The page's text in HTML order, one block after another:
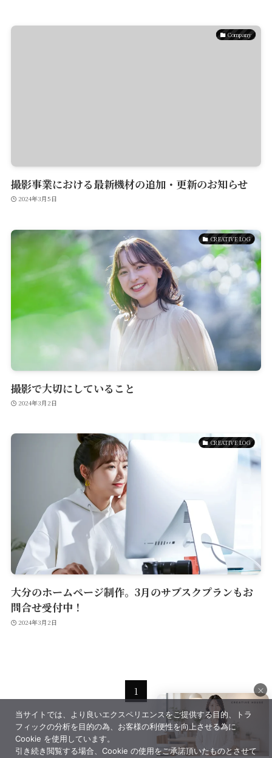
Company
撮影事業における最新機材の追加・更新のお知らせ
2024年3月5日
CREATIVE LOG
撮影で大切にしていること
2024年3月2日
CREATIVE LOG
大分のホームページ制作。3月のサブスクプランもお
問合せ受付中！
2024年3月2日
1 ×
当サイトでは、より良いエクスペリエンスをご提供する目的、トラ
フィックの分析を目的の為、お客様の利便性を向上させる為に
Cookie を使用しています。
引き続き閲覧する場合、Cookie の使用をご承諾頂いたものとさせて